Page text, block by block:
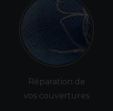
Réparation de
vos couvertures